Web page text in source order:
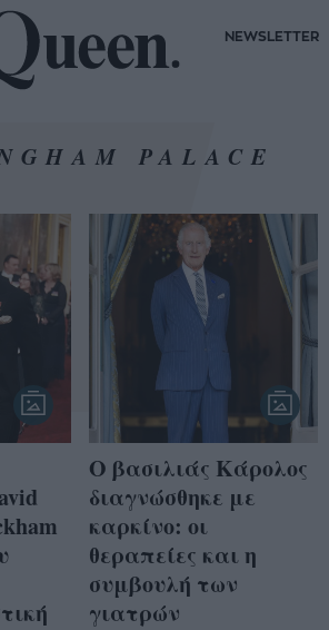
NEWSLETTER
PALACE
Ο βασιλιάς Κάρολος
διαγνώσθηκε με
καρκίνο: οι
θεραπείες και η
συμβουλή των
γιατρών